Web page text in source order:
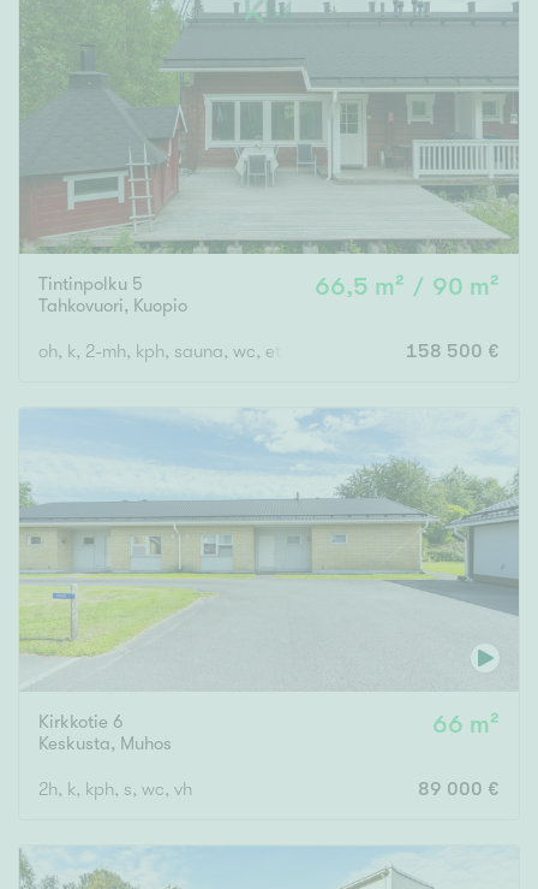
Tintinpolku 5
Tahkovuori, Kuopio
66,5 m² / 90 m²
oh, k, 2-mh, kph, sauna, wc, et ... ja avoin parvi, jossa wc
158 500 €
Kirkkotie 6
Keskusta, Muhos
66 m²
2h, k, kph, s, wc, vh 89 000 €